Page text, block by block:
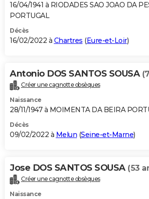
16/04/1941 à RIODADES SAO JOAO DA
PORTUGAL
Décès
16/02/2022 à Chartres (Eure-et-Loir)
Antonio DOS SANTOS SOUSA
Créer une cagnotte obsèques
Naissance
28/11/1947 à MOIMENTA DA BEIRA
Décès
09/02/2022 à Melun (Seine-et-Marne)
Jose DOS SANTOS SOUSA (53
Créer une cagnotte obsèques
Naissance